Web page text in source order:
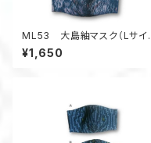
ML53 大島紬マスク（Lサイ
ズ・グレー系・絣風柄）
¥1,650